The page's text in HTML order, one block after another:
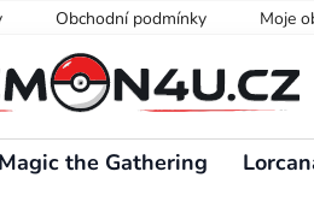
Obchodní podmínky Moje
Magic the Gathering